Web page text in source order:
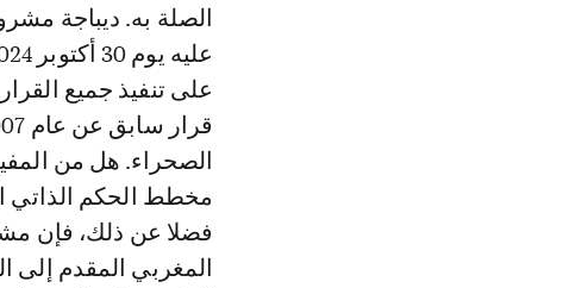
الصلة به. ديباجة
مخطط الحكم الذاتي